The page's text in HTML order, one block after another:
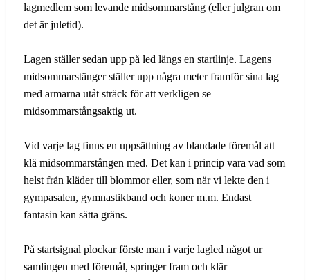
lagmedlem som levande midsommarstång (eller julgran om
det är juletid).
Lagen ställer sedan upp på led längs en startlinje. Lagens
midsommarstänger ställer upp några meter framför sina lag
med armarna utåt sträck för att verkligen se
midsommarstångsaktig ut.
Vid varje lag finns en uppsättning av blandade föremål att
klä midsommarstången med. Det kan i princip vara vad som
helst från kläder till blommor eller, som när vi lekte den i
gympasalen, gymnastikband och koner m.m. Endast
fantasin kan sätta gräns.
På startsignal plockar förste man i varje lagled något ur
samlingen med föremål, springer fram och klär